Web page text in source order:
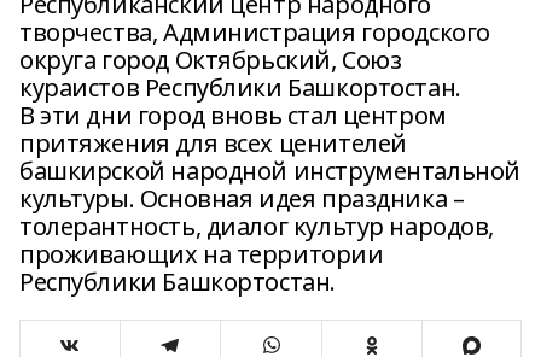
творчества, Администрация городского
округа город Октябрьский, Союз
кураистов Республики Башкортостан.
В эти дни город вновь стал центром
притяжения для всех ценителей
башкирской народной инструментальной
культуры. Основная идея праздника –
толерантность, диалог культур народов,
проживающих на территории
Республики Башкортостан.